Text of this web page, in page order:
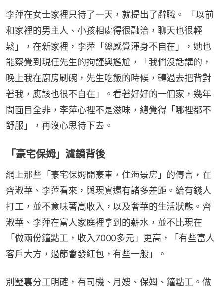
李萍在女士家裡只待了一天，就提出了辭職。 「以前
和家裡的男主人、小孩相處得很融洽，聊天也很輕
鬆」，在新家裡，李萍「總感覺渾身不自在」，她也
能察覺到現任先生的拘謹與尷尬，「我們沒話講的，
晚上我在廚房刷碗，先生吃飯的時候，轉過去把背對
著我，應該也很不自在」。看著好好的一個家，幾年
間面目全非，李萍心裡不是滋味，總覺得「哪裡都不
舒服」，再沒心思待下去。
「豪宅保姆」濾鏡背後
網上那些「豪宅保姆開豪車，住海景房」的傳言，在
齊淑華、李萍看來，與現實還有諸多差距。給有錢人
打工，並不意味著高收入，以及奢華的生活狀態。齊
淑華、李萍在富人家庭裡拿到的薪水，並不比現在
「做兩份鐘點工，收入7000多元」更高，「有些富人
客戶大方，過節會發紅包，有些一般」。
別墅裏分工明確，有司機、月嫂、保姆、鐘點工。做